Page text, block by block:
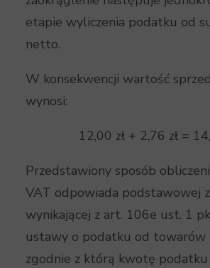
etapie wyliczenia podatku od
netto.
W konsekwencji wartość
wynosi:
12,00 zł + 2,76 zł =
Przedstawiony sposób
VAT odpowiada podstawowej
wynikającej z art. 106e ust. 1
ustawy o podatku od towarów
zgodnie z którą kwotę podatku